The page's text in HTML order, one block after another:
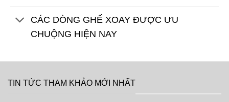
CÁC DÒNG GHẾ XOAY ĐƯỢC ƯU
CHUỘNG HIỆN NAY
TIN TỨC THAM KHẢO MỚI NHẤT